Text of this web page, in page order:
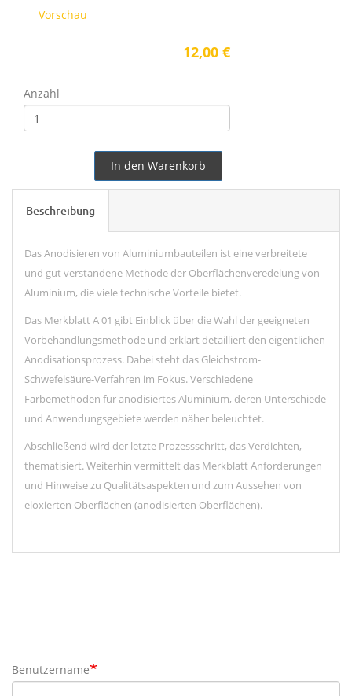
Vorschau
12,00 €
Anzahl
In den Warenkorb
Beschreibung
Das Anodisieren von Aluminiumbauteilen ist eine verbreitete
und gut verstandene Methode der Oberflächenveredelung von
Aluminium, die viele technische Vorteile bietet.
Das Merkblatt A 01 gibt Einblick über die Wahl der geeigneten
Vorbehandlungsmethode und erklärt detailliert den eigentlichen
Anodisationsprozess. Dabei steht das Gleichstrom-
Schwefelsäure-Verfahren im Fokus. Verschiedene
Färbemethoden für anodisiertes Aluminium, deren Unterschiede
und Anwendungsgebiete werden näher beleuchtet.
Abschließend wird der letzte Prozessschritt, das Verdichten,
thematisiert. Weiterhin vermittelt das Merkblatt Anforderungen
und Hinweise zu Qualitätsaspekten und zum Aussehen von
eloxierten Oberflächen (anodisierten Oberflächen).
Benutzername